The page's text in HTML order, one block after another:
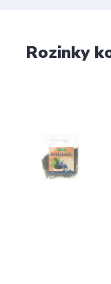
Rozinky